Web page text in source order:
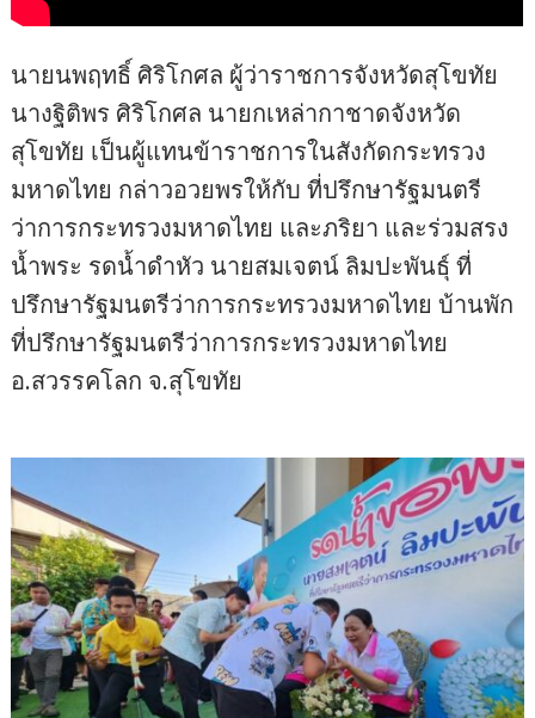
นายนพฤทธิ์ ศิริโกศล ผู้ว่าราชการจังหวัดสุโขทัย
นางฐิติพร ศิริโกศล นายกเหล่ากาชาดจังหวัด
สุโขทัย เป็นผู้แทนข้าราชการในสังกัดกระทรวง
มหาดไทย กล่าวอวยพรให้กับ ที่ปรึกษารัฐมนตรี
ว่าการกระทรวงมหาดไทย และภริยา และร่วมสรง
น้ำพระ รดน้ำดำหัว นายสมเจตน์ ลิมปะพันธุ์ ที่
ปรึกษารัฐมนตรีว่าการกระทรวงมหาดไทย บ้านพัก
ที่ปรึกษารัฐมนตรีว่าการกระทรวงมหาดไทย
อ.สวรรคโลก จ.สุโขทัย